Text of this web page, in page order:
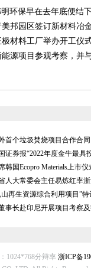
环保早在去年底便结
邦园区签订新材料冶
材料工厂举办开工仪
源项目参观考察，并
首个垃圾焚烧项目合作合同
证券报“2022年度金牛最具
韩国Ecopro Materials上市仪
人大常委会主任易炼红率
再生资源综合利用项目”
事长赴印尼开展项目考察
1024*768分辩率 浙ICP备